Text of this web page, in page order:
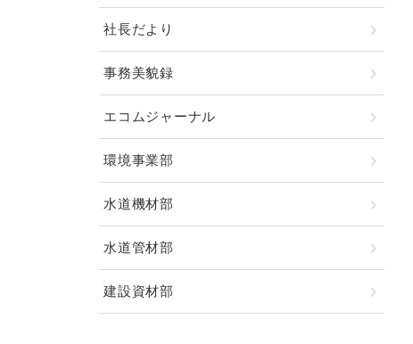
社長だより
事務美貌録
エコムジャーナル
環境事業部
水道機材部
水道管材部
建設資材部